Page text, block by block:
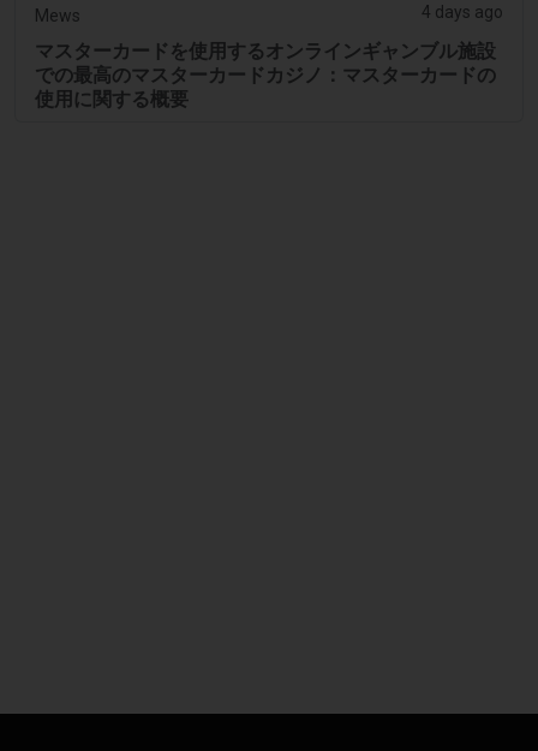
Mews 4 days ago
マスターカードを使用するオンラインギャンブル施設
での最高のマスターカードカジノ：マスターカードの
使用に関する概要